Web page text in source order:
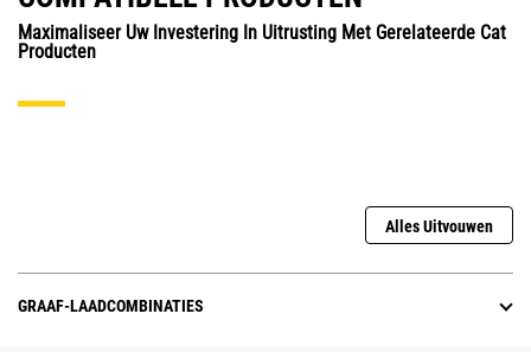
Maximaliseer Uw Investering In Uitrusting Met Gerelateerde Cat
Producten
Alles Uitvouwen
GRAAF-LAADCOMBINATIES